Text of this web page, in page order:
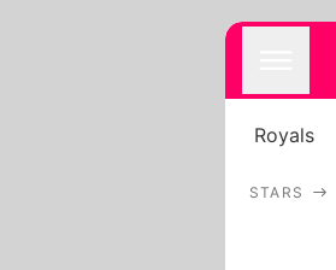
Royals
STARS